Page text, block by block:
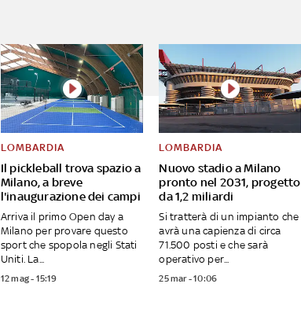
Il pickleball trova spazio a
Milano, a breve
l'inaugurazione dei campi
LOMBARDIA
Arriva il primo Open day a
Milano per provare questo
sport che spopola negli Stati
Uniti. La...
12 mag - 15:19
Nuovo stadio a Milano
pronto nel 2031, progetto
da 1,2 miliardi
LOMBARDIA
Si tratterà di un impianto che
avrà una capienza di circa
71.500 posti e che sarà
operativo per...
25 mar - 10:06